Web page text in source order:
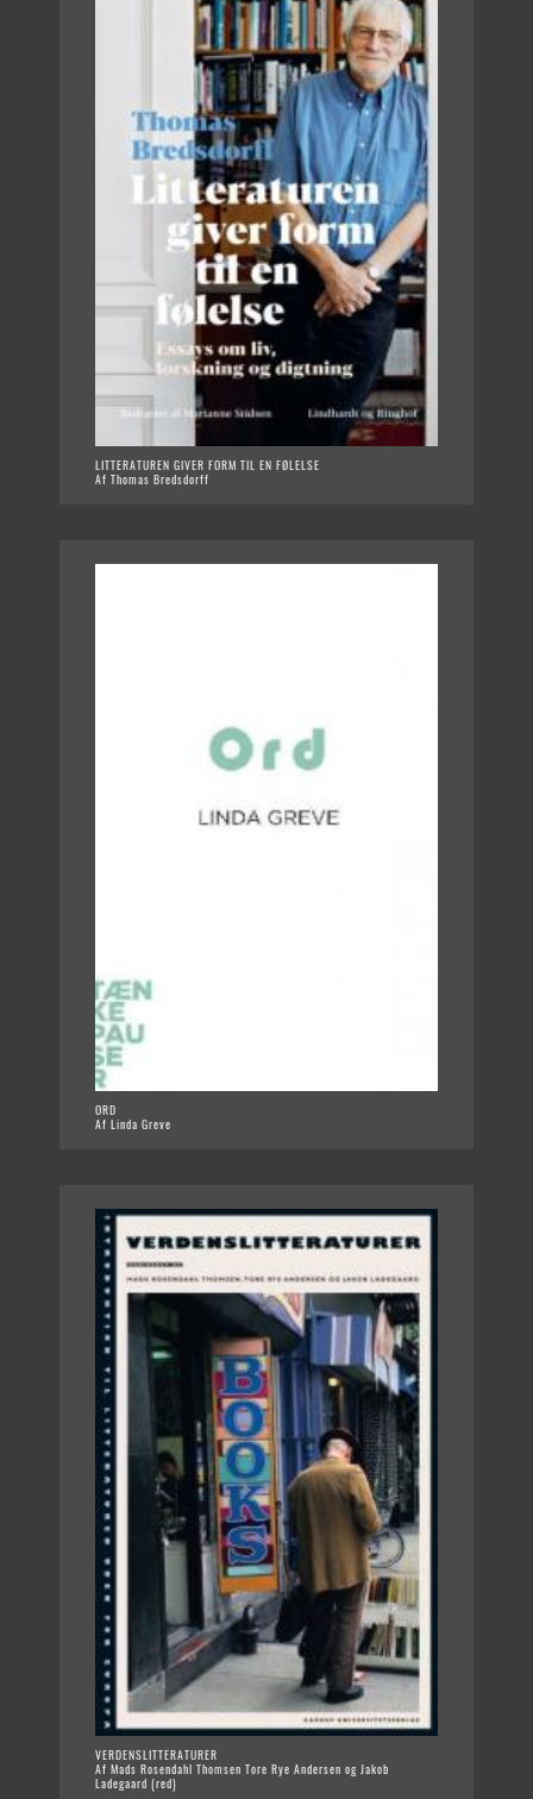
LITTERATUREN GIVER FORM TIL EN FØLELSE
Af Thomas Bredsdorff
ORD
Af Linda Greve
VERDENSLITTERATURER
Af Mads Rosendahl Thomsen Tore Rye Andersen og Jakob
Ladegaard (red)